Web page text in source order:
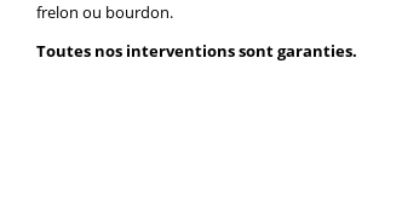
frelon ou bourdon.
Toutes nos interventions sont garanties.